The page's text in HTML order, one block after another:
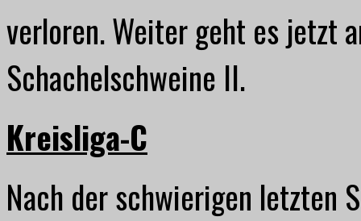
verloren. Weiter geht es jetzt
Schachelschweine II.
Kreisliga-C
Nach der schwierigen letzten